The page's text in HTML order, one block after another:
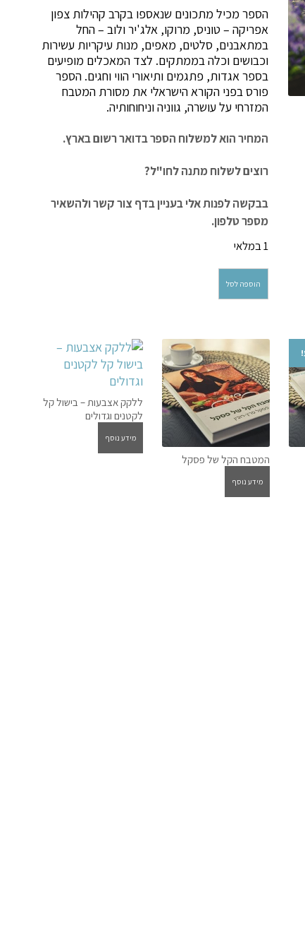
הספר מכיל מתכונים שנאספו בקרב קהילות צפון
אפריקה – טוניס, מרוקו, אלג'יר ולוב – החל
במתאבנים, סלטים, מאפים, מנות עיקריות עשירות
וכבושים וכלה בממתקים. לצד המאכלים מופיעים
בספר אגדות, פתגמים ותיאורי הווי וחגים. הספר
פורס בפני הקורא הישראלי את מסורת המטבח
המזרחי על עושרה, גווניה וניחוחותיה.
המחיר הוא למשלוח הספרבדואר רשוםבארץ.
רוצים לשלוח מתנה לחו"ל?
בבקשה לפנות אלי בעניין בדף צור קשר ולהשאיר
מספר טלפון.
1 במלאי
של
אפריקה
הוספה לסל
המטבח הקל של פסקל
מידע נוסף
ללקק אצבעות – בישול קל
לקטנים וגדולים
מידע נוסף